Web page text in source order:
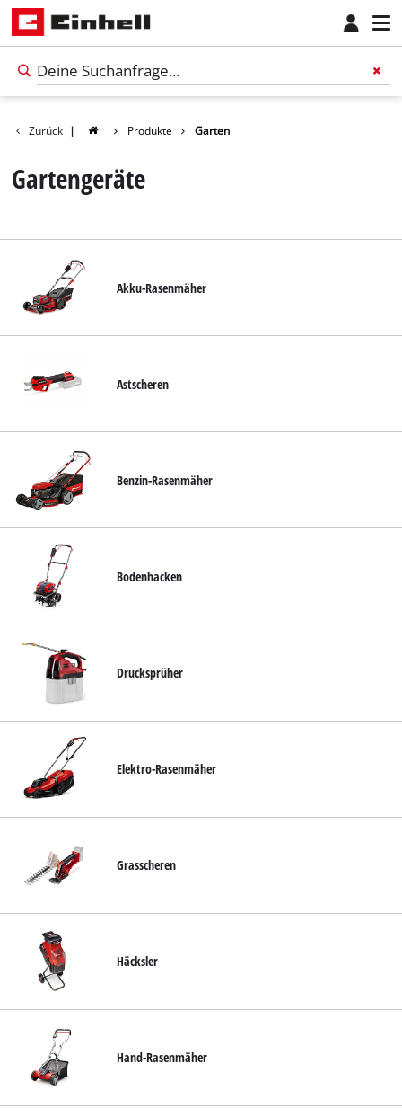
English
čeština
Zurück | Produkte Garten
Gartengeräte
Akku-Rasenmäher
Astscheren
Benzin-Rasenmäher
Bodenhacken
Drucksprüher
Elektro-Rasenmäher
Grasscheren
Häcksler
Hand-Rasenmäher